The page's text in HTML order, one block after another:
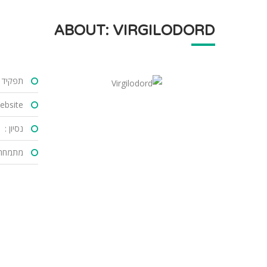
ABOUT: VIRGILODORD
תפקיד
:
נסיון :